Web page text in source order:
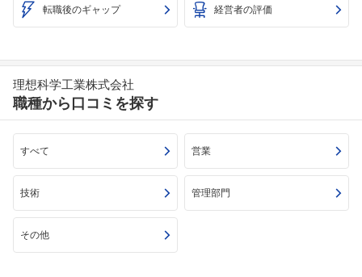
転職後のギャップ 経営者の評価
理想科学工業株式会社
職種から口コミを探す
すべて 営業
技術 管理部門
その他